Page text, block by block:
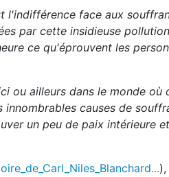
l'indifférence face aux
par cette insidieuse
ce qu'éprouvent les
ou ailleurs dans le monde où
causes de
un peu de paix intérieure